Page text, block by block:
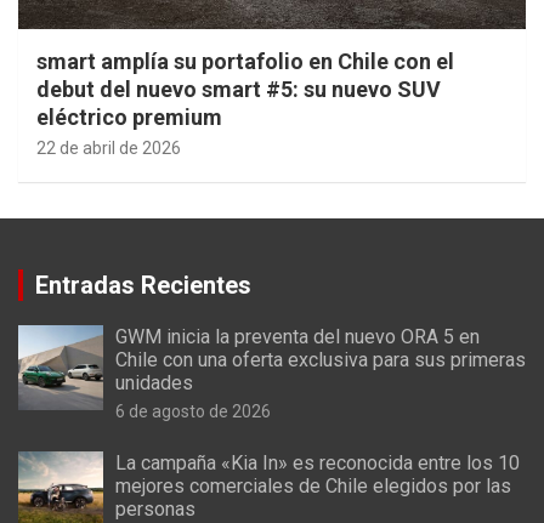
smart amplía su portafolio en Chile con el
debut del nuevo smart #5: su nuevo SUV
eléctrico premium
22 de abril de 2026
Entradas Recientes
GWM inicia la preventa del nuevo ORA 5 en
Chile con una oferta exclusiva para sus primeras
unidades
6 de agosto de 2026
La campaña «Kia In» es reconocida entre los 10
mejores comerciales de Chile elegidos por las
personas